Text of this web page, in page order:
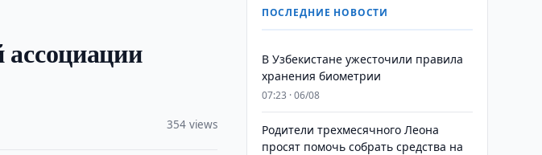
354 views
ПОСЛЕДНИЕ НОВОСТИ
В Узбекистане ужесточили правила
хранения биометрии
07:23 · 06/08
Родители трехмесячного Леона
просят помочь собрать средства на